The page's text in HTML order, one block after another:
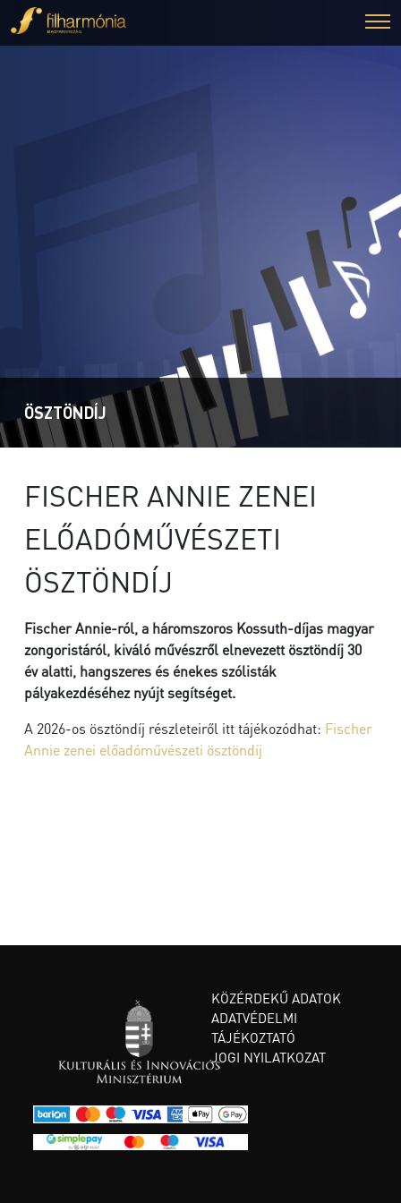
ÖSZTÖNDÍJ
FISCHER ANNIE ZENEI
ELŐADÓMŰVÉSZETI
ÖSZTÖNDÍJ
Fischer Annie-ról, a háromszoros Kossuth-díjas magyar
zongoristáról, kiváló művészről elnevezett ösztöndíj 30
év alatti, hangszeres és énekes szólisták
pályakezdéséhez nyújt segítséget.
A 2026-os ösztöndíj részleteiről itt tájékozódhat: Fischer
Annie zenei előadóművészeti ösztöndíj
KÖZÉRDEKŰ ADATOK
ADATVÉDELMI
TÁJÉKOZTATÓ
JOGI NYILATKOZAT